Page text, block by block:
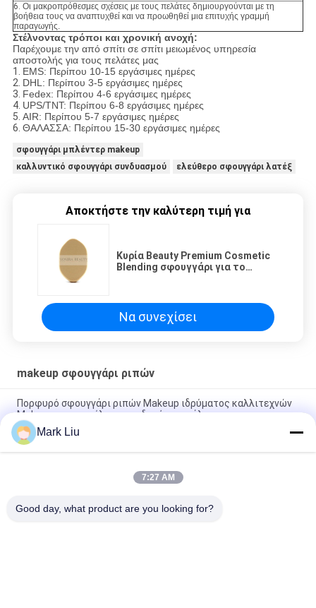
6. Οι μακροπρόθεσμες σχέσεις με τους πελάτες δημιουργούνται με τη
βοήθεια τους να αναπτυχθεί και να προωθηθεί μια επιτυχής γραμμή
παραγωγής.
Στέλνοντας τρόποι και χρονική ανοχή:
Παρέχουμε την από σπίτι σε σπίτι μειωμένος υπηρεσία
αποστολής για τους πελάτες μας
1. EMS: Περίπου 10-15 εργάσιμες ημέρες
2. DHL: Περίπου 3-5 εργάσιμες ημέρες
3. Fedex: Περίπου 4-6 εργάσιμες ημέρες
4. UPS/TNT: Περίπου 6-8 εργάσιμες ημέρες
5. AIR: Περίπου 5-7 εργάσιμες ημέρες
6. ΘΑΛΑΣΣΑ: Περίπου 15-30 εργάσιμες ημέρες
σφουγγάρι μπλέντερ makeup
καλλυντικό σφουγγάρι συνδυασμού
ελεύθερο σφουγγάρι λατέξ
Αποκτήστε την καλύτερη τιμή για
Κυρία Beauty Premium Cosmetic
Blending σφουγγάρι για το
Να συνεχίσει
makeup σφουγγάρι ριπών
Πορφυρό σφουγγάρι ριπών Makeup ιδρύματος καλλιτεχνών
Makeup για μια τέλεια οικοδομήσιμη κάλυψη
6 διπλό σφουγγάρι ριπών Makeup τελών PC για τη σκιά
ματιών, ελεύθερο σφουγγάρι λατέξ
Διασπασμένο πολυ λειτουργικό ίδρυμα μπλέντερ
Mark Liu
7:27 AM
Good day, what product are you looking for?